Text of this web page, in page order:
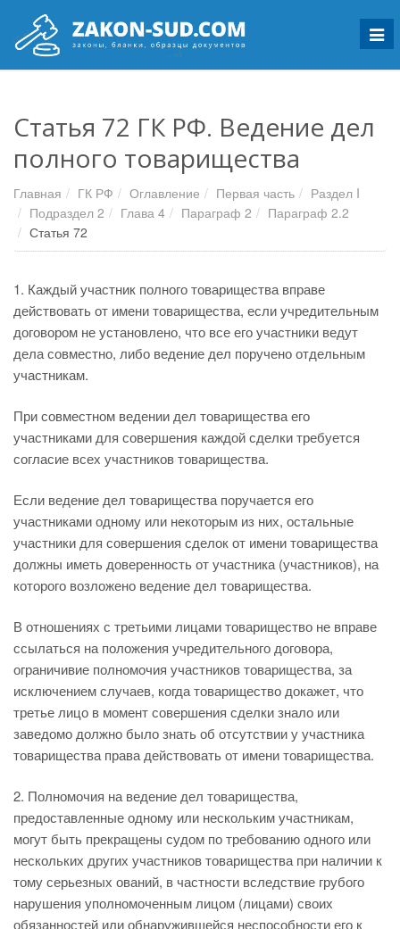
Статья 72 ГК РФ. Ведение дел
полного товарищества
Главная ГК РФ Оглавление Первая часть
Раздел I
Подраздел 2
Глава 4 Параграф 2
Параграф 2.2
Статья 72
1. Каждый участник полного товарищества вправе
действовать от имени товарищества, если учредительным
договором не установлено, что все его участники ведут
дела совместно, либо ведение дел поручено отдельным
участникам.
При совместном ведении дел товарищества его
участниками для совершения каждой сделки требуется
согласие всех участников товарищества.
Если ведение дел товарищества поручается его
участниками одному или некоторым из них, остальные
участники для совершения сделок от имени товарищества
должны иметь доверенность от участника (участников), на
которого возложено ведение дел товарищества.
В отношениях с третьими лицами товарищество не вправе
ссылаться на положения учредительного договора,
ограничивие полномочия участников товарищества, за
исключением случаев, когда товарищество докажет, что
третье лицо в момент совершения сделки знало или
заведомо должно было знать об отсутствии у участника
товарищества права действовать от имени товарищества.
2. Полномочия на ведение дел товарищества,
предоставленные одному или нескольким участникам,
могут быть прекращены судом по требованию одного или
нескольких других участников товарищества при наличии к
тому серьезных ований, в частности вследствие грубого
нарушения уполномоченным лицом (лицами) своих
обязанностей или обнаружившейся неспособности его к